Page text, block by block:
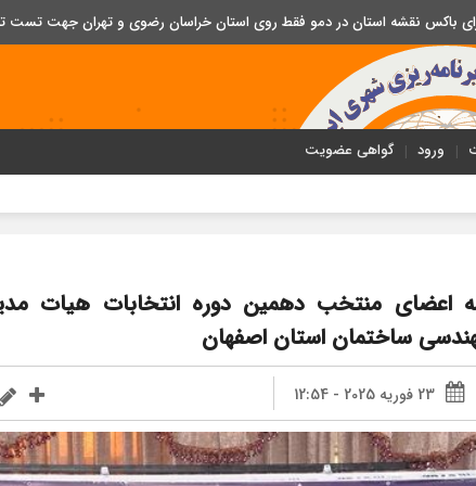
باکس نقشه استان در دمو فقط روی استان خراسان رضوی و تهران جهت تست
ورود گواهی عضویت
اعضای منتخب دهمین دوره انتخابات هیات
ساختمان استان اصفهان
23 فوریه 2025 - 12:54